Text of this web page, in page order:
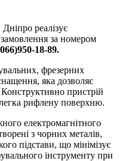
реалізує
за номером
18-89.
фрезерних
яка дозволяє
пристрій
рифлену поверхню.
електромагнітного
з чорних металів,
підстави, що мінімізує
інструменту при